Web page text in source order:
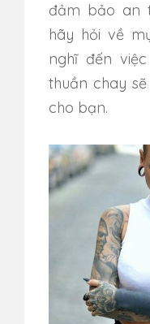
đảm bảo an
hãy hỏi về
nghĩ đến
thuần chay
cho bạn.